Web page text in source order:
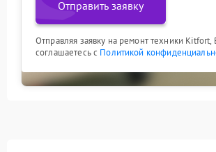
Отправить заявку
Отправляя заявку на ремонт техники Kitfort,
соглашаетесь с Политикой